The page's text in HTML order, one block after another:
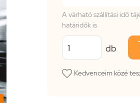
A várható szállítási idő
határidők is
db
Kedvenceim közé